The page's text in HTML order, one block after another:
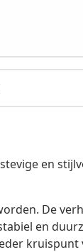
en
De
en
kruispunt